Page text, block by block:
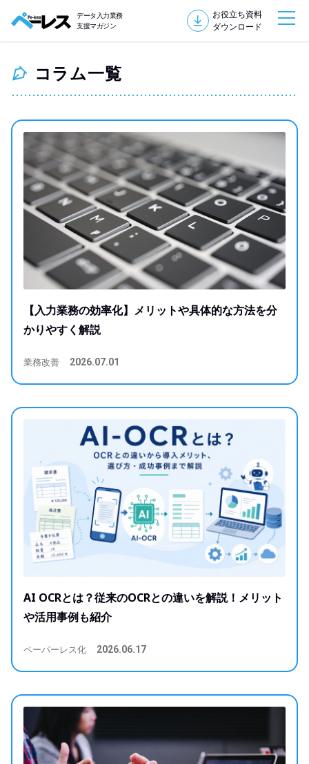
データ入力業務
支援マガジン
お役立ち資料
ダウンロード
コラム一覧
【入力業務の効率化】メリットや具体的な方法を分
かりやすく解説
業務改善 2026.07.01
AI OCRとは？従来のOCRとの違いを解説！メリット
や活用事例も紹介
ペーパーレス化 2026.06.17